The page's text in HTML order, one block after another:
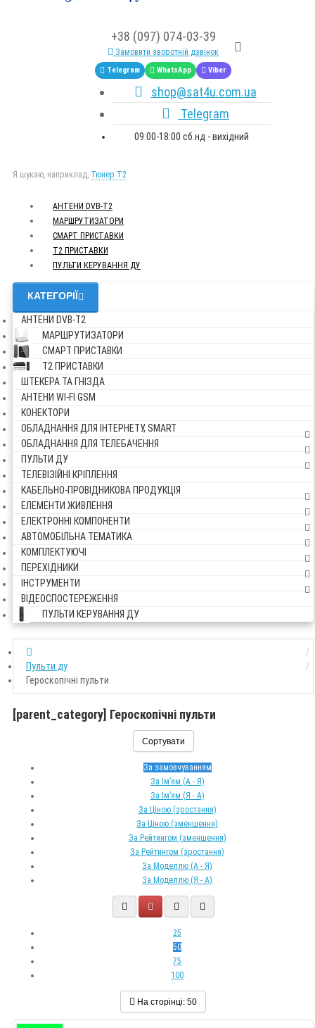
+38 (097) 074-03-39
Замовити зворотній дзвінок
Telegram WhatsApp Viber
shop@sat4u.com.ua
Telegram
09:00-18:00 сб.нд - вихідний
Я шукаю, наприклад, Тюнер T2
АНТЕНИ DVB-Т2
МАРШРУТИЗАТОРИ
СМАРТ ПРИСТАВКИ
Т2 ПРИСТАВКИ
ПУЛЬТИ КЕРУВАННЯ ДУ
КАТЕГОРІЇ
АНТЕНИ DVB-Т2
МАРШРУТИЗАТОРИ
СМАРТ ПРИСТАВКИ
Т2 ПРИСТАВКИ
ШТЕКЕРА ТА ГНІЗДА
АНТЕНИ WI-FI GSM
КОНЕКТОРИ
ОБЛАДНАННЯ ДЛЯ ІНТЕРНЕТУ, SMART
ОБЛАДНАННЯ ДЛЯ ТЕЛЕБАЧЕННЯ
ПУЛЬТИ ДУ
ТЕЛЕВІЗІЙНІ КРІПЛЕННЯ
КАБЕЛЬНО-ПРОВІДНИКОВА ПРОДУКЦІЯ
ЕЛЕМЕНТИ ЖИВЛЕННЯ
ЕЛЕКТРОННІ КОМПОНЕНТИ
АВТОМОБІЛЬНА ТЕМАТИКА
КОМПЛЕКТУЮЧІ
ПЕРЕХІДНИКИ
ІНСТРУМЕНТИ
ВІДЕОСПОСТЕРЕЖЕННЯ
ПУЛЬТИ КЕРУВАННЯ ДУ
Пульти ду
Героскопічні пульти
[parent_category] Героскопічні пульти
Сортувати
За замовчуванням
За Ім’ям (A - Я)
За Ім’ям (Я - A)
За Ціною (зростання)
За Ціною (зменшення)
За Рейтингом (зменшення)
За Рейтингом (зростання)
За Моделлю (A - Я)
За Моделлю (Я - A)
25
50
75
100
На сторінці: 50